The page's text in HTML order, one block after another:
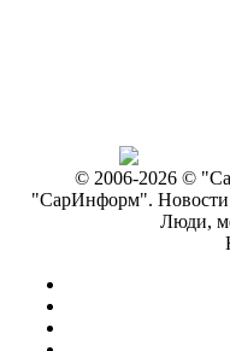
© 2006-2026 ©
"СарИнформ". Новости
Люди,